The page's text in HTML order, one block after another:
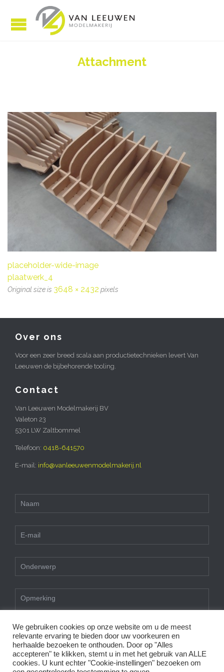
Attachment
placeholder-wide-image
plaatwerk_4
Original size is 3648 × 2432 pixels
Over ons
Voor een zeer breed scala aan productietechnieken levert Van
Leeuwen de bijbehorende tooling.
Contact
Van Leeuwen Modelmakerij BV
Valeton 23
5301 LW Zaltbommel
Telefoon: 0418-641570
E-mail: info@vanleeuwenmodelmakerij.nl
of Gedetailleerd formulier
We gebruiken cookies op onze website om u de meest
relevante ervaring te bieden door uw voorkeuren en
herhaalde bezoeken te onthouden. Door op "Alles
accepteren" te klikken, stemt u in met het gebruik van ALLE
cookies. U kunt echter "Cookie-instellingen" bezoeken om
Wij maken gebruik van cookies en daarmee vergelijkbare
technieken.
Deze website gebruikt functionele en analytische cookies om u
een optimale bezoekerservaring te bieden.